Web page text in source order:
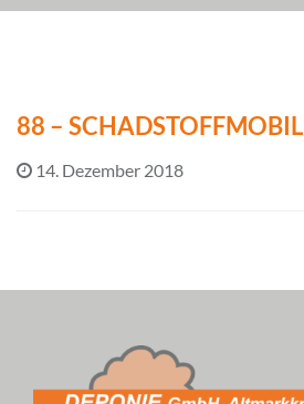
88 – SCHADSTOFFMOBIL
14. Dezember 2018